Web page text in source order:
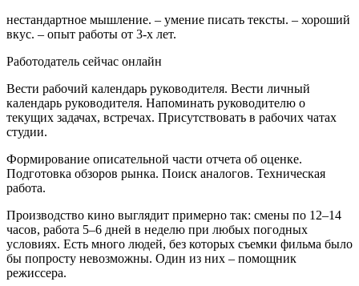
нестандартное мышление. – умение писать тексты. – хороший
вкус. – опыт работы от 3-х лет.
Работодатель сейчас онлайн
Вести рабочий календарь руководителя. Вести личный
календарь руководителя. Напоминать руководителю о
текущих задачах, встречах. Присутствовать в рабочих чатах
студии.
Формирование описательной части отчета об оценке.
Подготовка обзоров рынка. Поиск аналогов. Техническая
работа.
Производство кино выглядит примерно так: смены по 12–14
часов, работа 5–6 дней в неделю при любых погодных
условиях. Есть много людей, без которых съемки фильма было
бы попросту невозможны. Один из них – помощник
режиссера.